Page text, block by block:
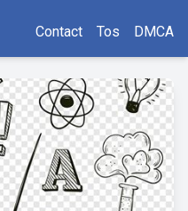
Contact Tos DMCA